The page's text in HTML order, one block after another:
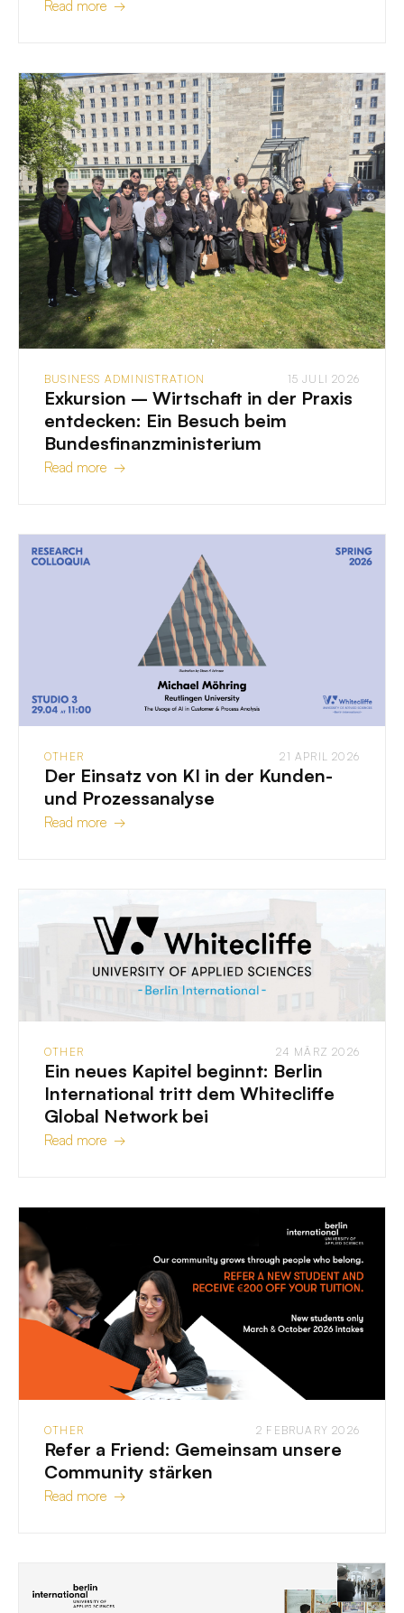
Read more →
BUSINESS ADMINISTRATION 15 JULI 2026
Exkursion – Wirtschaft in der Praxis
entdecken: Ein Besuch beim
Bundesfinanzministerium
Read more →
OTHER 21 APRIL 2026
Der Einsatz von KI in der Kunden-
und Prozessanalyse
Read more →
OTHER 24 MÄRZ 2026
Ein neues Kapitel beginnt: Berlin
International tritt dem Whitecliffe
Global Network bei
Read more →
OTHER 2 FEBRUARY 2026
Refer a Friend: Gemeinsam unsere
Community stärken
Read more →